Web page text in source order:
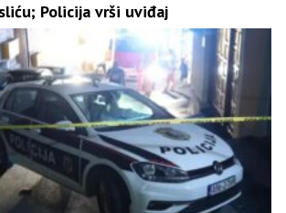
Policija vrši uviđaj